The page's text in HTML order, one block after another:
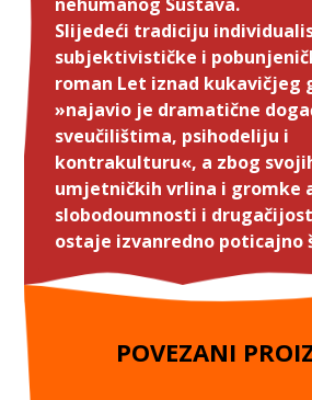
Slijedeći tradiciju
subjektivističke i
roman Let iznad kukavičjeg
»najavio je dramatične
sveučilištima, psihodeliju i
kontrakulturu«, a zbog
umjetničkih vrlina i gromke
slobodoumnosti i
ostaje izvanredno poticajno
POVEZANI